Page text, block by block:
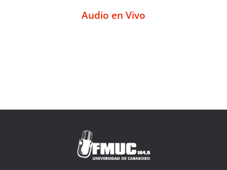
Audio en Vivo